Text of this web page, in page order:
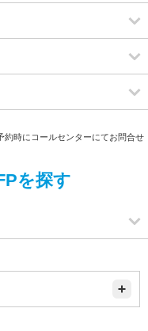
時にコールセンターにてお問合せ
を探す